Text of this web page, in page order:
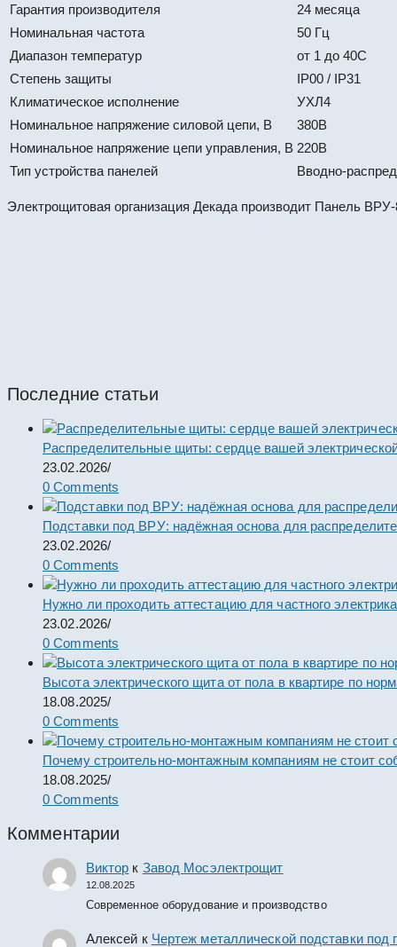
Гарантия производителя
24 месяца
Номинальная частота
50 Гц
Диапазон температур
от 1 до 40С
Степень защиты
IP00 / IP31
Климатическое исполнение
УХЛ4
Номинальное напряжение силовой цепи, В
380В
Номинальное напряжение цепи управления, В 220В
Тип устройства панелей
Вводно-
Электрощитовая организация Декада производит Панель
Последние статьи
Распределительные щиты: сердце вашей
23.02.2026/
0 Comments
Подставки под ВРУ: надёжная основа для
23.02.2026/
0 Comments
Нужно ли проходить аттестацию для частного
23.02.2026/
0 Comments
Высота электрического щита от пола в квартире по
18.08.2025/
0 Comments
Почему строительно-монтажным компаниям не стоит
18.08.2025/
0 Comments
Комментарии
Виктор к Завод Мосэлектрощит
12.08.2025
Современное оборудование и производство
Алексей к Чертеж металлической подставки